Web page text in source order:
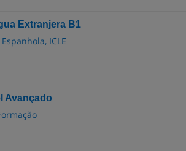
Extranjera B1
ICLE
Avançado